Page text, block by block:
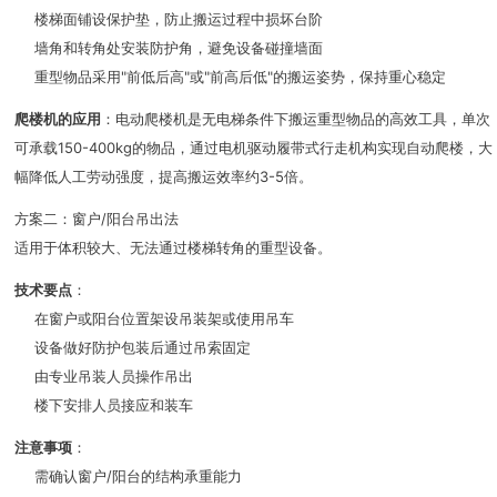
楼梯面铺设保护垫，防止搬运过程中损坏台阶
墙角和转角处安装防护角，避免设备碰撞墙面
重型物品采用"前低后高"或"前高后低"的搬运姿势，保持重心稳定
爬楼机的应用 ：电动爬楼机是无电梯条件下搬运重型物品的高效工具，单次
可承载150-400kg的物品，通过电机驱动履带式行走机构实现自动爬楼，大
幅降低人工劳动强度，提高搬运效率约3-5倍。
方案二：窗户/阳台吊出法
适用于体积较大、无法通过楼梯转角的重型设备。
技术要点 ：
在窗户或阳台位置架设吊装架或使用吊车
设备做好防护包装后通过吊索固定
由专业吊装人员操作吊出
楼下安排人员接应和装车
注意事项 ：
需确认窗户/阳台的结构承重能力